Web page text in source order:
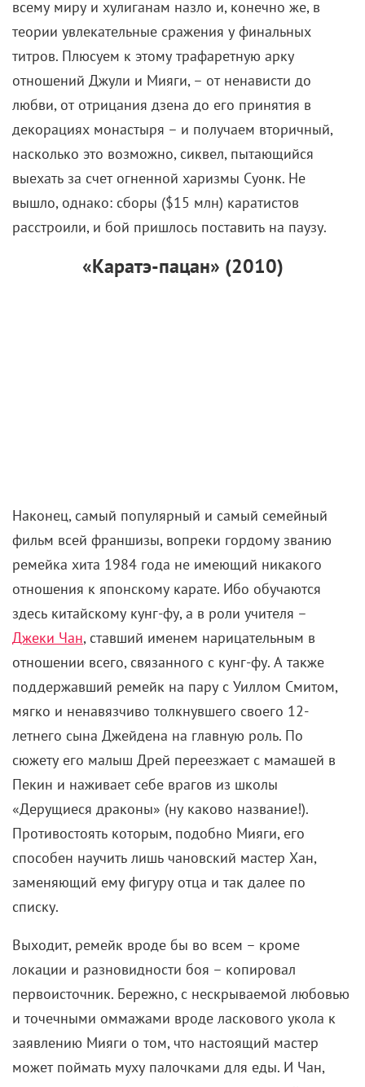
отношений Джули и Мияги, – от ненависти до
любви, от отрицания дзена до его принятия в
декорациях монастыря – и получаем вторичный,
насколько это возможно, сиквел, пытающийся
выехать за счет огненной харизмы Суонк. Не
вышло, однако: сборы ($15 млн) каратистов
расстроили, и бой пришлось поставить на паузу.
«Каратэ-пацан» (2010)
отношения к японскому карате. Ибо обучаются
здесь китайскому кунг-фу, а в роли учителя –
Джеки Чан, ставший именем нарицательным в
отношении всего, связанного с кунг-фу. А также
поддержавший ремейк на пару с Уиллом Смитом,
мягко и ненавязчиво толкнувшего своего 12-
летнего сына Джейдена на главную роль. По
сюжету его малыш Дрей переезжает с мамашей в
Пекин и наживает себе врагов из школы
«Дерущиеся драконы» (ну каково название!).
Противостоять которым, подобно Мияги, его
способен научить лишь чановский мастер Хан,
заменяющий ему фигуру отца и так далее по
списку.
Выходит, ремейк вроде бы во всем – кроме
локации и разновидности боя – копировал
и точечными оммажами вроде ласкового укола к
заявлению Мияги о том, что настоящий мастер
может поймать муху палочками для еды. И Чан,
понятное дело, – легенда, харизмы которой хватит
и на то, чтобы застелить всю Великую Китайскую
стену (на ней, а также в не слишком доступном для